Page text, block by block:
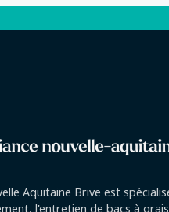
Aquitaine Brive est
l'entretien de bacs à